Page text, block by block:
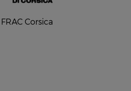
FRAC Corsica